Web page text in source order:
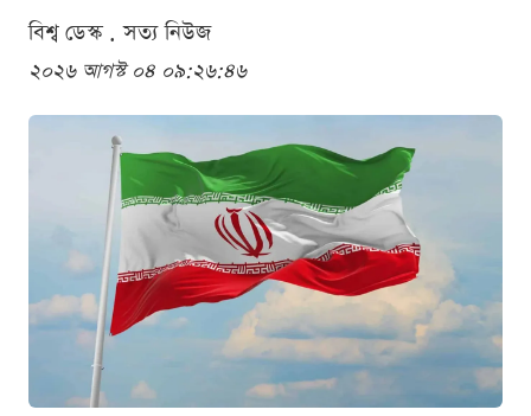
বিশ্ব ডেস্ক . সত্য নিউজ
২০২৬ আগস্ট ০৪ ০৯:২৬:৪৬